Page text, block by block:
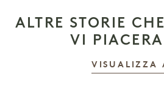
ALTRE STORIE
VI
VISUALIZZA